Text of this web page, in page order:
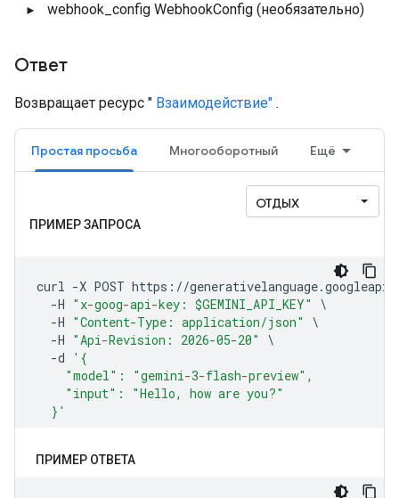
webhook_config WebhookConfig (необязательно)
Ответ
Возвращает ресурс " Взаимодействие" .
Простая просьба Многооборотный Ещё
ПРИМЕР ОТВЕТА